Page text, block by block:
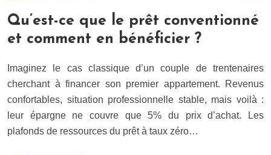
Qu’est-ce que le prêt conventionné
et comment en bénéficier ?
Imaginez le cas classique d’un couple de trentenaires
cherchant à financer son premier appartement. Revenus
confortables, situation professionnelle stable, mais voilà :
leur épargne ne couvre que 5% du prix d’achat. Les
plafonds de ressources du prêt à taux zéro…